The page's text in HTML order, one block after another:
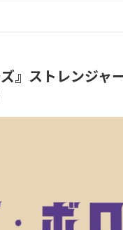
』ストレンジャ